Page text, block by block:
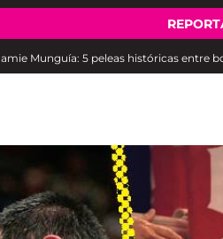
Munguía: 5 peleas históricas entre